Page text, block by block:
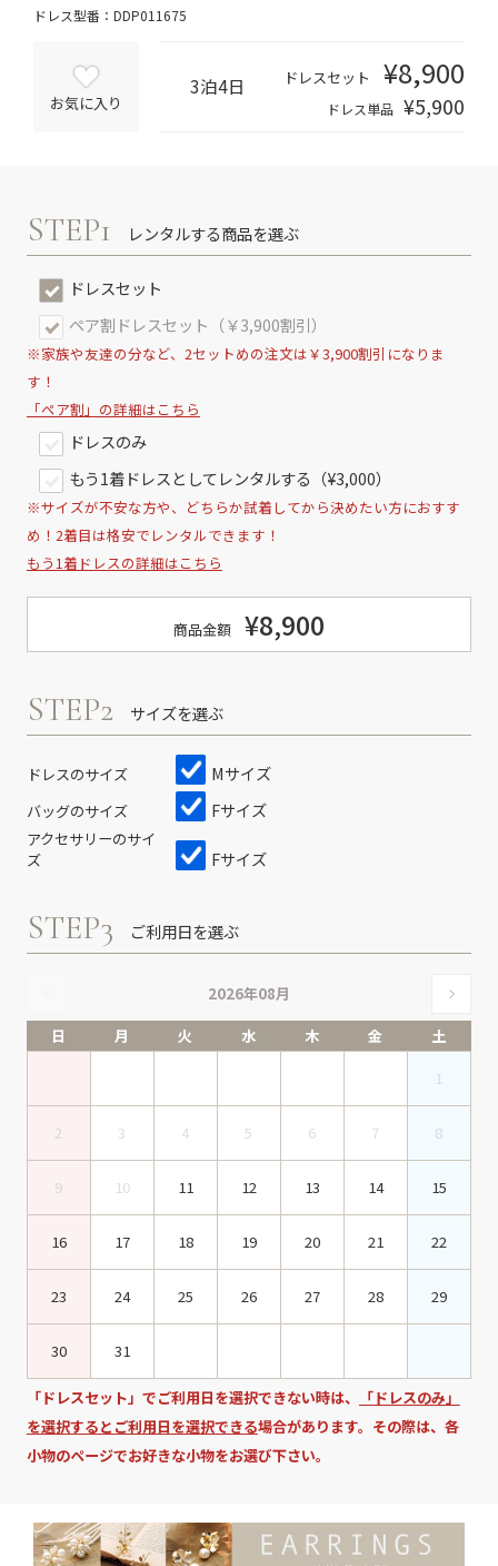
ドレス型番：DDP011675
お気に入り
3泊4日 ドレスセット ¥8,900
ドレス単品 ¥5,900
STEP1 レンタルする商品を選ぶ
ドレスセット
ペア割ドレスセット（￥3,900割引）
※家族や友達の分など、2セットめの注文は￥3,900割引になりま
す！
「ペア割」の詳細はこちら
ドレスのみ
もう1着ドレスとしてレンタルする（¥3,000）
※サイズが不安な方や、どちらか試着してから決めたい方におすす
め！2着目は格安でレンタルできます！
もう1着ドレスの詳細はこちら
商品金額 ¥8,900
STEP2 サイズを選ぶ
ドレスのサイズ Mサイズ
バッグのサイズ Fサイズ
アクセサリーのサイ
ズ
Fサイズ
STEP3 ご利用日を選ぶ
2026年08月
日
月 火 水 木 金
土
1
2 3 4 5 6 7 8
9 10 11 12 13 14 15
16 17 18 19 20 21 22
23 24 25 26 27 28 29
30 31
「ドレスセット」でご利用日を選択できない時は、
「ドレスのみ」
を選択するとご利用日を選択できる場合があります。その際は、各
小物のページでお好きな小物をお選び下さい。